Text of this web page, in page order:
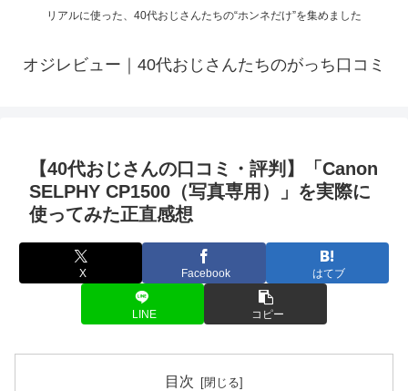
リアルに使った、40代おじさんたちの“ホンネだけ”を集めました
オジレビュー｜40代おじさんたちのがっち口コミ
【40代おじさんの口コミ・評判】「Canon
SELPHY CP1500（写真専用）」を実際に
使ってみた正直感想
X Facebook はてブ
LINE コピー
目次